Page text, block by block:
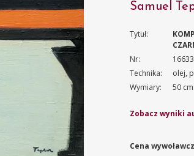
Samuel
Tytuł:
Nr:
16633
Technika:
olej,
Wymiary:
50
Zobacz wyniki
Cena